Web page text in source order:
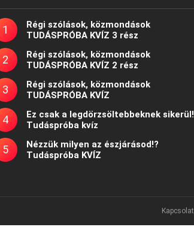
Régi szólások, közmondások
TUDÁSPRÓBA KVÍZ 3 rész
Régi szólások, közmondások
TUDÁSPRÓBA KVÍZ 2 rész
Régi szólások, közmondások
TUDÁSPRÓBA KVÍZ
Ez csak a legdörzsöltebbeknek sikerül!
Tudáspróba kvíz
Nézzük milyen az észjárásod!?
Tudáspróba KVÍZ
Kapcsolat